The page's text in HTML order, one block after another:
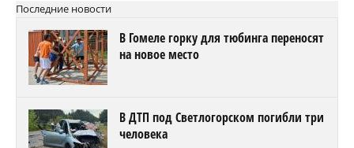
Последние новости
В Гомеле горку для тюбинга переносят
на новое место
В ДТП под Светлогорском погибли три
человека